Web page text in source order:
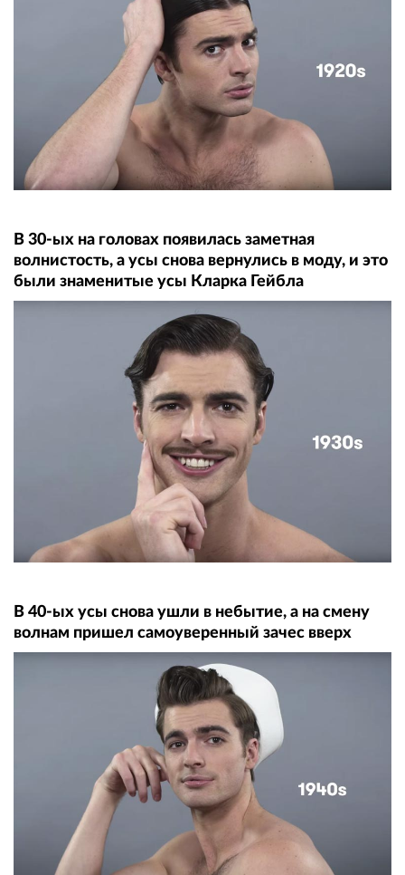
В 30-ых на головах появилась заметная
волнистость, а усы снова вернулись в моду, и это
были знаменитые усы Кларка Гейбла
В 40-ых усы снова ушли в небытие, а на смену
волнам пришел самоуверенный зачес вверх